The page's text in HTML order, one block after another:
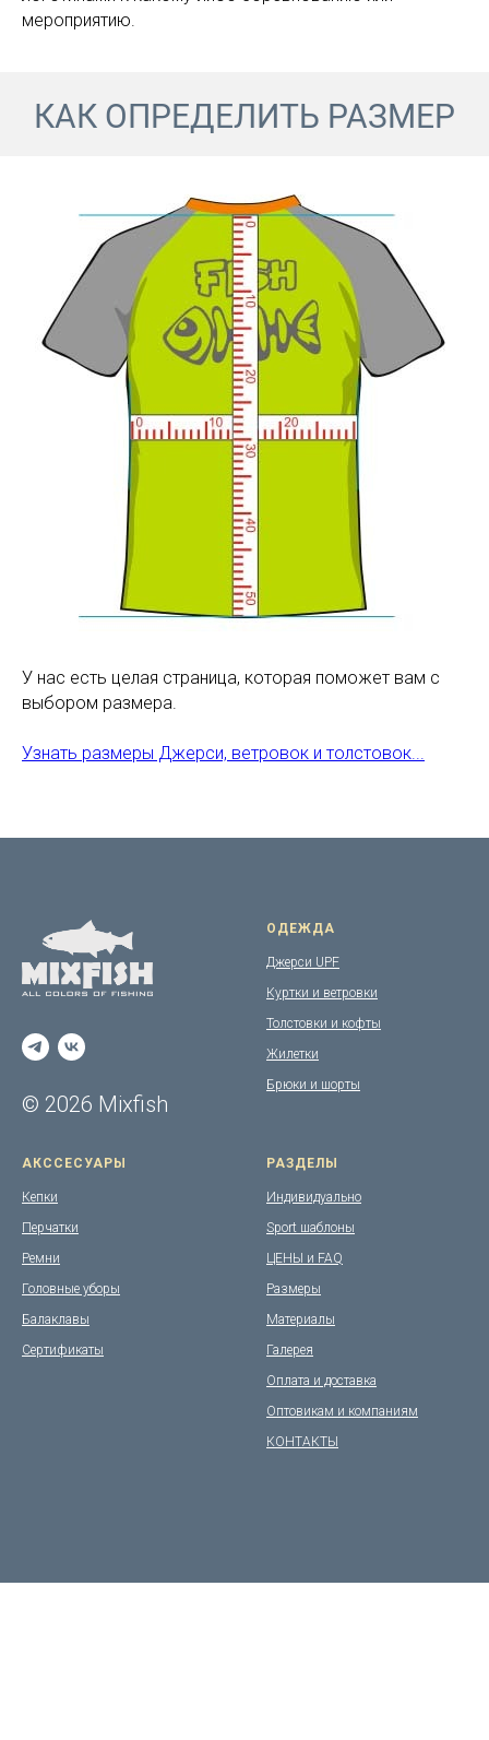
мероприятию.
КАК ОПРЕДЕЛИТЬ РАЗМЕР
У нас есть целая страница, которая поможет вам с
выбором размера.
Узнать размеры Джерси, ветровок и толстовок...
© 2026 Mixfish
ОДЕЖДА
Джерси UPF
Куртки и ветровки
Толстовки и кофты
Жилетки
Брюки и шорты
АКССЕСУАРЫ
Кепки
Перчатки
Ремни
Головные уборы
Балаклавы
Сертификаты
РАЗДЕЛЫ
Индивидуально
Sport шаблоны
ЦЕНЫ и FAQ
Размеры
Материалы
Галерея
Оплата и доставка
Оптовикам и компаниям
КОНТАКТЫ